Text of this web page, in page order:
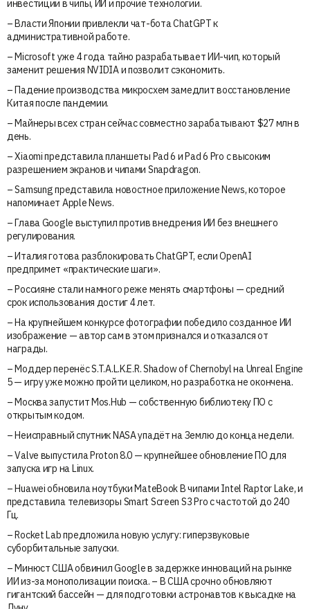
инвестиции в чипы, ИИ и прочие технологии.
– Власти Японии привлекли чат-бота ChatGPT к
административной работе.
– Microsoft уже 4 года тайно разрабатывает ИИ-чип, который
заменит решения NVIDIA и позволит сэкономить.
– Падение производства микросхем замедлит восстановление
Китая после пандемии.
– Майнеры всех стран сейчас совместно зарабатывают $27 млн в
день.
– Xiaomi представила планшеты Pad 6 и Pad 6 Pro с высоким
разрешением экранов и чипами Snapdragon.
– Samsung представила новостное приложение News, которое
напоминает Apple News.
– Глава Google выступил против внедрения ИИ без внешнего
регулирования.
– Италия готова разблокировать ChatGPT, если OpenAI
предпримет «практические шаги».
– Россияне стали намного реже менять смартфоны — средний
срок использования достиг 4 лет.
– На крупнейшем конкурсе фотографии победило созданное ИИ
изображение — автор сам в этом признался и отказался от
награды.
– Моддер перенёс S.T.A.L.K.E.R. Shadow of Chernobyl на Unreal Engine
5 — игру уже можно пройти целиком, но разработка не окончена.
– Москва запустит Mos.Hub — собственную библиотеку ПО с
открытым кодом.
– Неисправный спутник NASA упадёт на Землю до конца недели.
– Valve выпустила Proton 8.0 — крупнейшее обновление ПО для
запуска игр на Linux.
– Huawei обновила ноутбуки MateBook В чипами Intel Raptor Lake, и
представила телевизоры Smart Screen S3 Pro с частотой до 240
Гц.
– Rocket Lab предложила новую услугу: гиперзвуковые
суборбитальные запуски.
– Минюст США обвинил Google в задержке инноваций на рынке
ИИ из-за монополизации поиска. – В США срочно обновляют
гигантский бассейн — для подготовки астронавтов к высадке на